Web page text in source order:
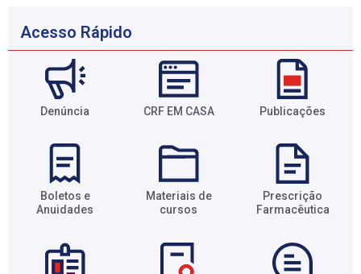
Acesso Rápido
Denúncia CRF EM CASA Publicações
Boletos e
Anuidades​
Materiais de
cursos​
Prescrição
Farmacêutica​